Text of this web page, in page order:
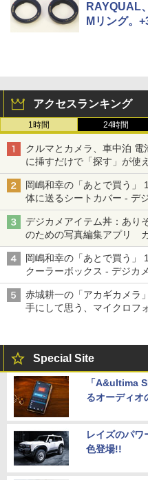
RAYQUAL
Mリング。
アクセスランキング
1時間 24時間
クルマとカメラ、車中泊 電
に挿すだけで「探す」が使
岡嶋和幸の「あとで買う」
体に送るシートカバー - デ
デジカメアイテム丼：あり
のための写真編集アプリ
る「Filmator」
岡嶋和幸の「あとで買う」
クーラーボックス - デジカ
赤城耕一の「アカギカメラ
手にして思う、マイクロフ
Special Site
「A&ultima
るオーディオ
レイズのパワ
色登場!!